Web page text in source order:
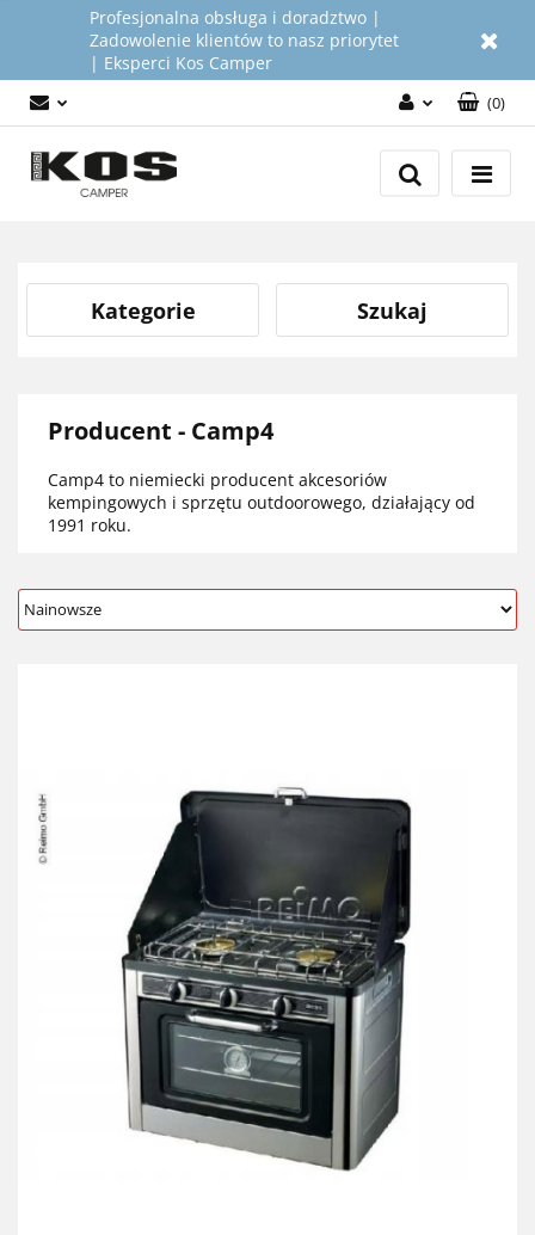
Profesjonalna obsługa i doradztwo |
Zadowolenie klientów to nasz priorytet
| Eksperci Kos Camper
Zaloguj się
Załóż konto
(0)
Kategorie Szukaj
Producent - Camp4
Camp4 to niemiecki producent akcesoriów
kempingowych i sprzętu outdoorowego, działający od
1991 roku.